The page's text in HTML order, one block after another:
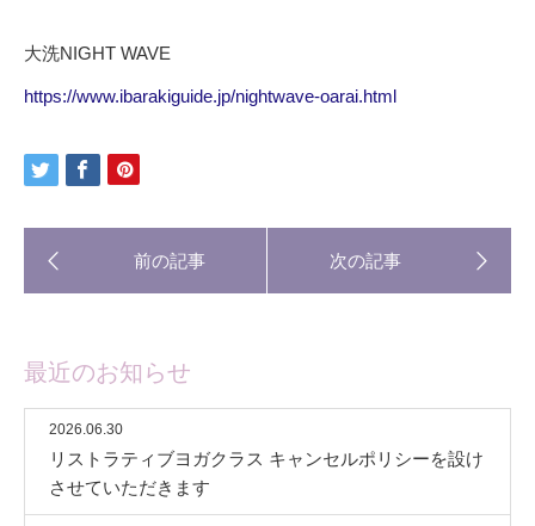
大洗NIGHT WAVE
https://www.ibarakiguide.jp/nightwave-oarai.html
最近のお知らせ
2026.06.30
リストラティブヨガクラス キャンセルポリシーを設け
させていただきます